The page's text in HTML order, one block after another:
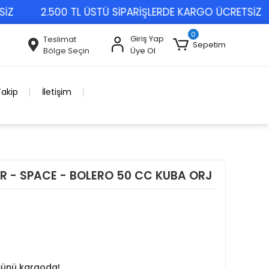
2.500 TL ÜSTÜ SİPARİŞLERDE KARGO ÜCRETSİZ
Teslimat
Bölge Seçin
Giriş Yap
Üye Ol
0
Sepetim
İletişim
- SPACE - BOLERO 50 CC KUBA ORJ